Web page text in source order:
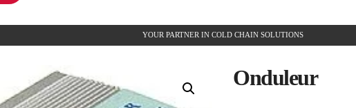
YOUR PARTNER IN COLD CHAIN SOLUTIONS
Onduleur